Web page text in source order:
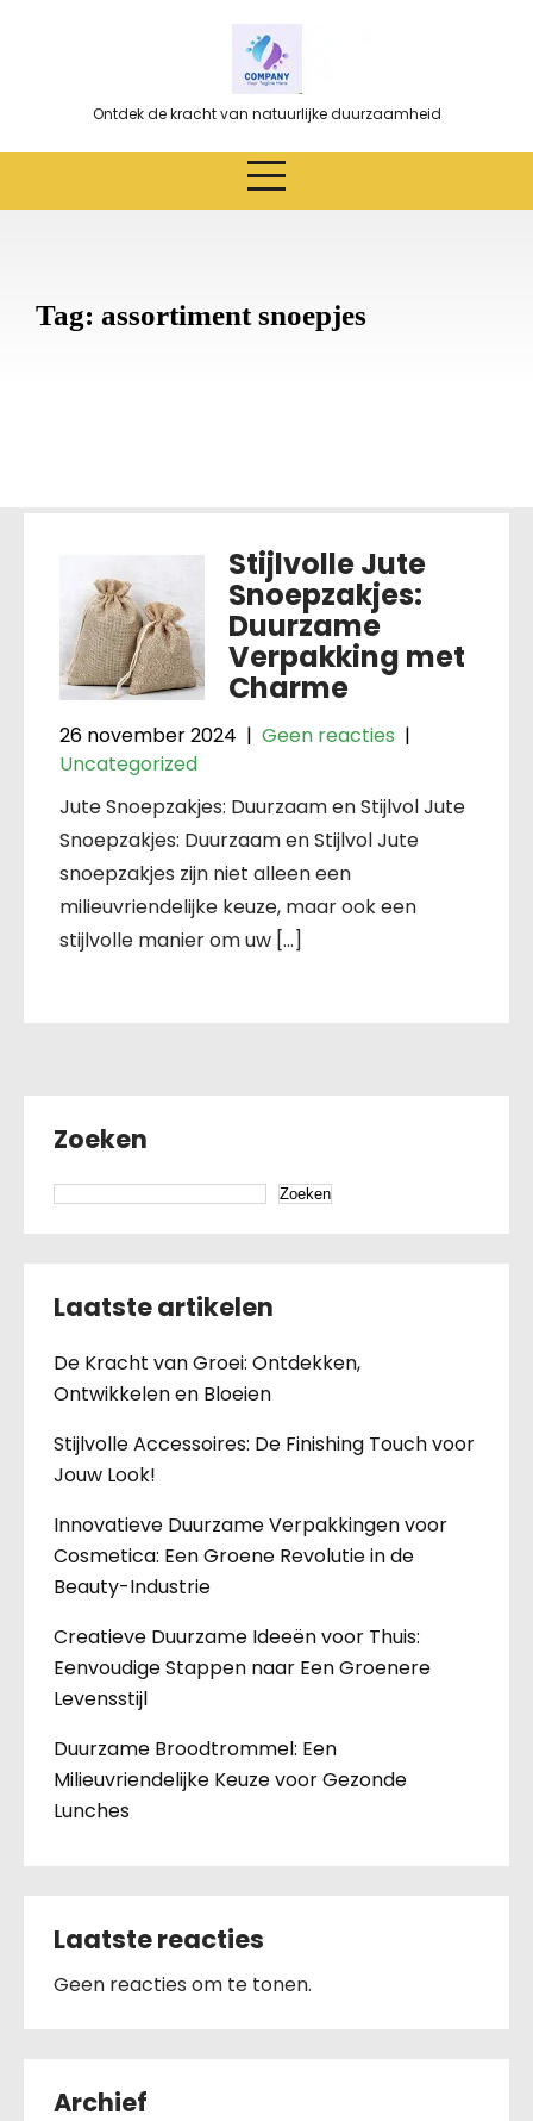
Ontdek de kracht van natuurlijke duurzaamheid
Tag: assortiment snoepjes
Stijlvolle Jute
Snoepzakjes:
Duurzame
Verpakking met
Charme
26 november 2024 | Geen reacties |
Uncategorized
Jute Snoepzakjes: Duurzaam en Stijlvol Jute
Snoepzakjes: Duurzaam en Stijlvol Jute
snoepzakjes zijn niet alleen een
milieuvriendelijke keuze, maar ook een
stijlvolle manier om uw […]
Zoeken
Zoeken
Laatste artikelen
De Kracht van Groei: Ontdekken,
Ontwikkelen en Bloeien
Stijlvolle Accessoires: De Finishing Touch voor
Jouw Look!
Innovatieve Duurzame Verpakkingen voor
Cosmetica: Een Groene Revolutie in de
Beauty-Industrie
Creatieve Duurzame Ideeën voor Thuis:
Eenvoudige Stappen naar Een Groenere
Levensstijl
Duurzame Broodtrommel: Een
Milieuvriendelijke Keuze voor Gezonde
Lunches
Laatste reacties
Geen reacties om te tonen.
Archief